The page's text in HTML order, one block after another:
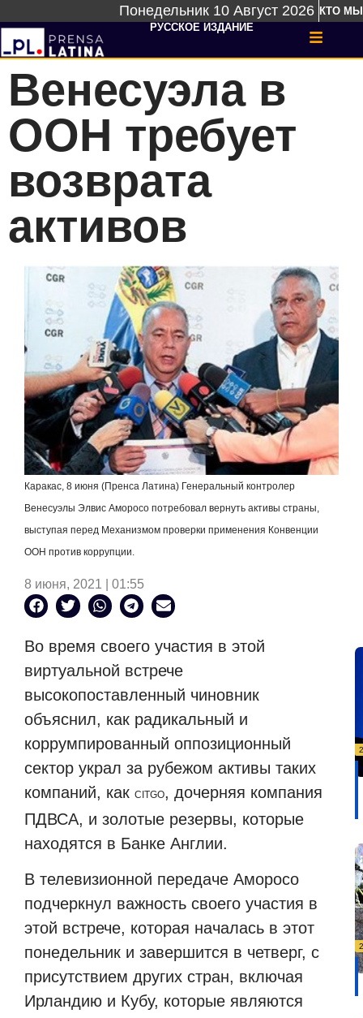
Понедельник 10 Август 2026 КТО МЫ
РУССКОЕ ИЗДАНИЕ
Венесуэла в
ООН требует
возврата
активов
Каракас, 8 июня (Пренса Латина) Генеральный контролер
Венесуэлы Элвис Аморосо потребовал вернуть активы страны,
выступая перед Механизмом проверки применения Конвенции
ООН против коррупции.
8 июня, 2021 | 01:55
Во время своего участия в этой
виртуальной встрече
высокопоставленный чиновник
объяснил, как радикальный и
коррумпированный оппозиционный
сектор украл за рубежом активы таких
компаний, как CITGO, дочерняя компания
ПДВСА, и золотые резервы, которые
находятся в Банке Англии.
В телевизионной передаче Аморосо
подчеркнул важность своего участия в
этой встрече, которая началась в этот
понедельник и завершится в четверг, с
присутствием других стран, включая
Ирландию и Кубу, которые являются